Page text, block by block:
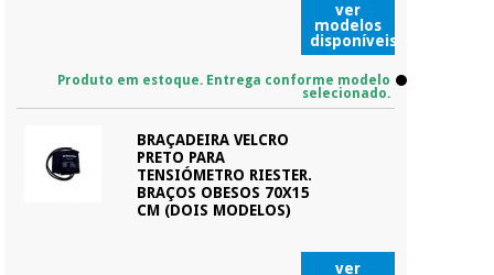
ver
modelos
disponíveis
Produto em estoque. Entrega conforme modelo
selecionado.
BRAÇADEIRA VELCRO
PRETO PARA
TENSIÓMETRO RIESTER.
BRAÇOS OBESOS 70X15
CM (DOIS MODELOS)
ver